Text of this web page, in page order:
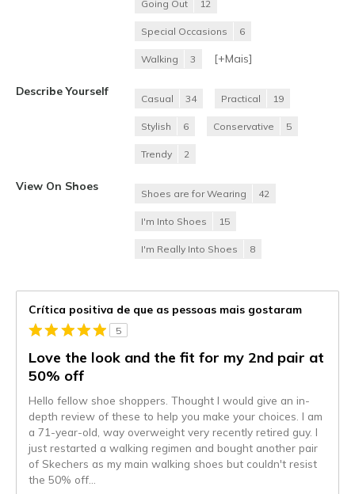
Going Out 12
Special Occasions 6
Walking 3 [+Mais]
Describe Yourself
Casual 34 Practical 19
Stylish 6 Conservative 5
Trendy 2
View On Shoes
Shoes are for Wearing 42
I'm Into Shoes 15
I'm Really Into Shoes 8
Crítica positiva de que as pessoas mais gostaram
5
Love the look and the fit for my 2nd pair at
50% off
Hello fellow shoe shoppers. Thought I would give an in-
depth review of these to help you make your choices. I am
a 71-year-old, way overweight very recently retired guy. I
just restarted a walking regimen and bought another pair
of Skechers as my main walking shoes but couldn't resist
the 50% off